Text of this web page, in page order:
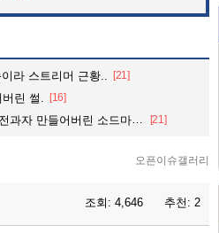
라 스트리머 근황.. [21]
린 썰. [16]
만들어버린 소드마스터 여검사. [21]
오픈이슈갤러리
조회: 4,646 추천: 2